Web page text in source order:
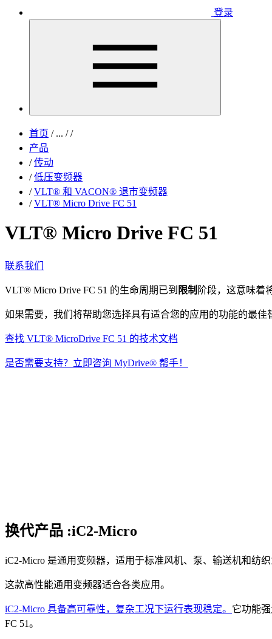
登录
首页 /... / /
产品
/ 传动
/ 低压变频器
/ VLT® 和 VACON® 退市变频器
/ VLT® Micro Drive FC 51
VLT® Micro Drive FC 51
联系我们
VLT® Micro Drive FC 51 的生命周期已到 限制 阶段，这意味着
如果需要，我们将帮助您选择具有适合您的应用的功能的最
查找 VLT® MicroDrive FC 51 的技术文档
是否需要支持？立即咨询 MyDrive® 帮手！
换代产品 :iC2-Micro
iC2-Micro 是通用变频器，适用于标准风机、泵、输送机和纺
这款高性能通用变频器适合各类应用。
iC2-Micro 具备高可靠性，复杂工况下运行表现稳定。 它功能
FC 51。